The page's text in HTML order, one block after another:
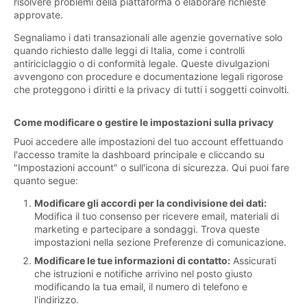
approvate.
Segnaliamo i dati transazionali alle agenzie governative solo
quando richiesto dalle leggi di Italia, come i controlli
antiriciclaggio o di conformità legale. Queste divulgazioni
avvengono con procedure e documentazione legali rigorose
che proteggono i diritti e la privacy di tutti i soggetti coinvolti.
Come modificare o gestire le impostazioni sulla privacy
Puoi accedere alle impostazioni del tuo account effettuando
l'accesso tramite la dashboard principale e cliccando su
"Impostazioni account" o sull'icona di sicurezza. Qui puoi fare
quanto segue:
Modificare gli accordi per la condivisione dei dati:
Modifica il tuo consenso per ricevere email, materiali di
marketing e partecipare a sondaggi. Trova queste
impostazioni nella sezione Preferenze di comunicazione.
Modificare le tue informazioni di contatto: Assicurati
che istruzioni e notifiche arrivino nel posto giusto
modificando la tua email, il numero di telefono e
l'indirizzo.